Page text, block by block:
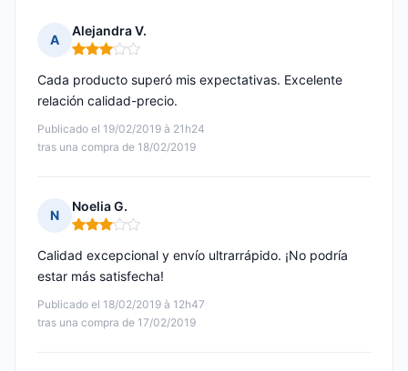
A
Alejandra V.
Nota: 3 de 5
Publicado el 19/02/2019 à 21h24
tras una compra de 18/02/2019
Cada producto superó mis expectativas. Excelente
relación calidad-precio.
N
Noelia G.
Nota: 3 de 5
Publicado el 18/02/2019 à 12h47
tras una compra de 17/02/2019
Calidad excepcional y envío ultrarrápido. ¡No podría
estar más satisfecha!